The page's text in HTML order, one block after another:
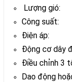
Lượng gió:
Công suất:
Điện áp:
Động cơ dây
Điều chỉnh 3
Dao động